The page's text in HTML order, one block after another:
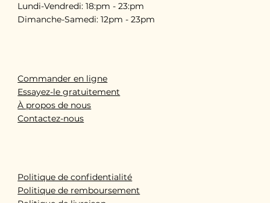
Lundi-Vendredi: 18:pm - 23:pm
Dimanche-Samedi: 12pm - 23pm
Commander en ligne
Essayez-le gratuitement
À propos de nous
Contactez-nous
Politique de confidentialité
Politique de remboursement